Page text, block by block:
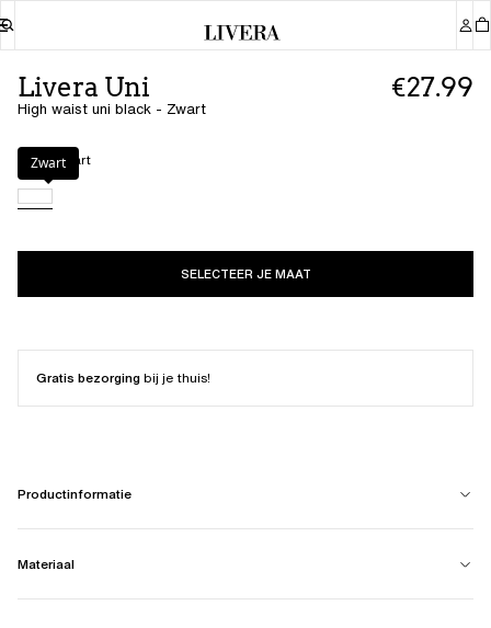
Livera Uni
High waist uni black - Zwart
€27.99
Kleur: Zwart
Zwart
SELECTEER JE MAAT
Gratis bezorgingbij je thuis!
Productinformatie
Materiaal